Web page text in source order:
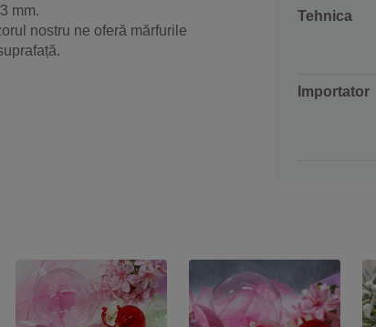
mm.
nostru ne oferă mărfurile
Tehnica
Importator